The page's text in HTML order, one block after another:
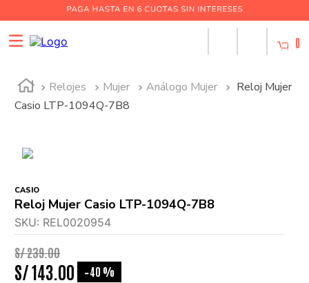
0
Relojes Mujer Análogo Mujer
Reloj Mujer
Casio LTP-1094Q-7B8
CASIO
Reloj Mujer Casio LTP-1094Q-7B8
SKU: REL0020954
S/239.00
S/143 00 -40 %